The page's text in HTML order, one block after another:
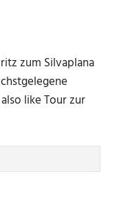
zum Silvaplana
like Tour zur